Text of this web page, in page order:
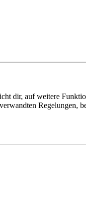
dir, auf weitere
Regelungen,